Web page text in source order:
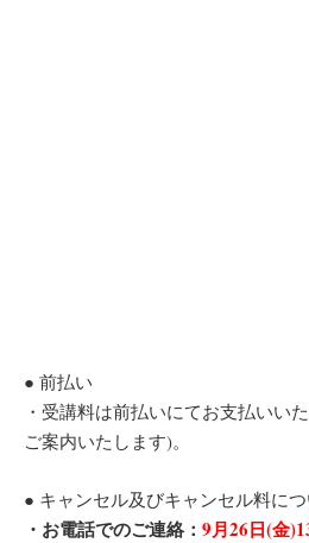
● 前払い
・受講料は前払いにてお支払いい
ご案内いたします)。
● キャンセル及びキャンセル料に
・お電話でのご連絡： 9月26日(金